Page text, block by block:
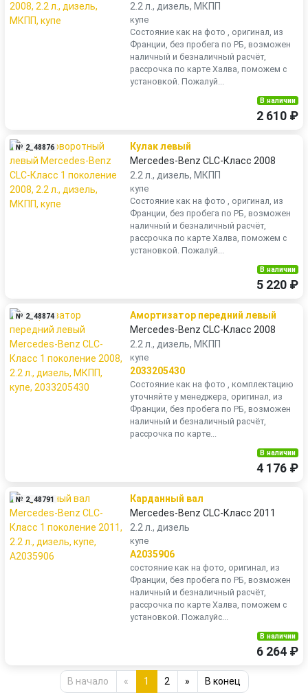
2.2 л., дизель, МКПП
купе
Состояние как на фото , оригинал, из
Франции, без пробега по РБ, возможен
наличный и безналичный расчёт,
рассрочка по карте Халва, поможем с
установкой. Пожалуй...
В наличии
2 610 ₽
№ 2_48876
Кулак левый
Mercedes-Benz CLC-Класс 2008
2.2 л., дизель, МКПП
купе
Состояние как на фото , оригинал, из
Франции, без пробега по РБ, возможен
наличный и безналичный расчёт,
рассрочка по карте Халва, поможем с
установкой. Пожалуй...
В наличии
5 220 ₽
№ 2_48874
Амортизатор передний левый
Mercedes-Benz CLC-Класс 2008
2.2 л., дизель, МКПП
купе
2033205430
Состояние как на фото , комплектацию
уточняйте у менеджера, оригинал, из
Франции, без пробега по РБ, возможен
наличный и безналичный расчёт,
рассрочка по карте...
В наличии
4 176 ₽
№ 2_48791
Карданный вал
Mercedes-Benz CLC-Класс 2011
2.2 л., дизель
купе
A2035906
состояние как на фото, оригинал, из
Франции, без пробега по РБ, возможен
наличный и безналичный расчёт,
рассрочка по карте Халва, поможем с
установкой. Пожалуйс...
В наличии
6 264 ₽
В начало « 1 2 » В конец